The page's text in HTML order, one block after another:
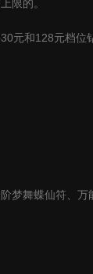
限的。
30元和128元档位
梦舞蝶仙符、